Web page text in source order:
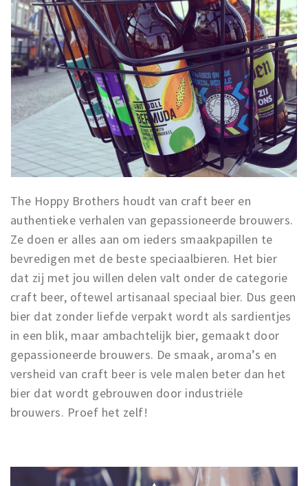
The Hoppy Brothers houdt van craft beer en
authentieke verhalen van gepassioneerde brouwers.
Ze doen er alles aan om ieders smaakpapillen te
bevredigen met de beste speciaalbieren. Het bier
dat zij met jou willen delen valt onder de categorie
craft beer, oftewel artisanaal speciaal bier. Dus geen
bier dat zonder liefde verpakt wordt als sardientjes
in een blik, maar ambachtelijk bier, gemaakt door
gepassioneerde brouwers. De smaak, aroma’s en
versheid van craft beer is vele malen beter dan het
bier dat wordt gebrouwen door industriële
brouwers. Proef het zelf!